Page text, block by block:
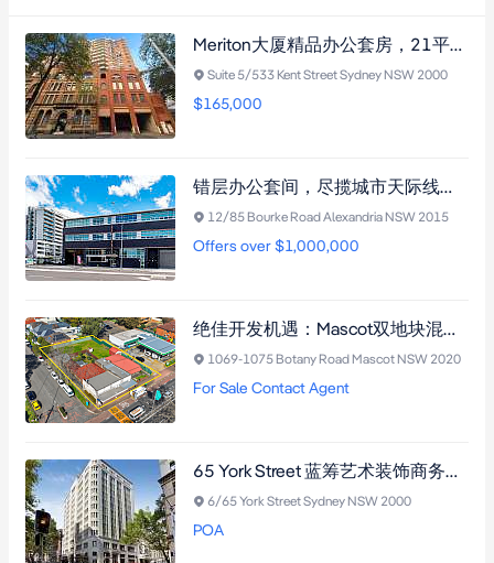
Meriton大厦精品办公套房，21平米开放式，近Town Hall站，享茶室泳池，National Trust保护立面。
Suite 5/533 Kent Street Sydney NSW 2000
$165,000
错层办公套间，尽揽城市天际线，北向露台，毗邻Campbell Road Bridge及Mascot站。
12/85 Bourke Road Alexandria NSW 2015
Offers over $1,000,000
绝佳开发机遇：Mascot双地块混合用途物业，首度面市五十年，毗邻购物中心与交通枢纽
1069-1075 Botany Road Mascot NSW 2020
For Sale Contact Agent
65 York Street 蓝筹艺术装饰商务楼宇，123平方米明亮办公公寓，多面采光，毗邻Martin Place与Wynyard Station交通枢纽
6/65 York Street Sydney NSW 2000
POA